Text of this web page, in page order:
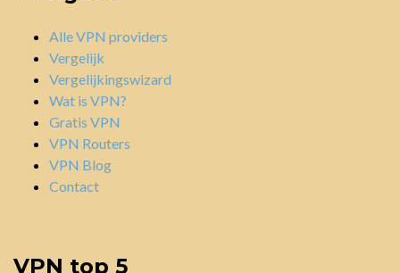
Alle VPN providers
Vergelijk
Vergelijkingswizard
Wat is VPN?
Gratis VPN
VPN Routers
VPN Blog
Contact
VPN top 5